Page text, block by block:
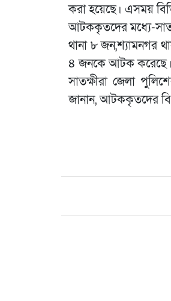
করা হয়েছে। এসময়
আটককৃতদের মধ্যে-
থানা ৮ জন,শ্যামনগর
৪ জনকে আটক করেছে।
সাতক্ষীরা জেলা
জানান, আটককৃতদের